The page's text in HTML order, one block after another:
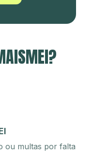
ou multas por falta